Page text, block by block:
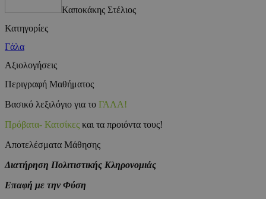
Καποκάκης Στέλιος
Κατηγορίες
Γάλα
Αξιολογήσεις
Περιγραφή Μαθήματος
Βασικό λεξιλόγιο για το ΓΑΛΑ!
Πρόβατα- Κατσίκες και τα προιόντα τους!
Αποτελέσματα Μάθησης
Διατήρηση Πολιτιστικής Κληρονομιάς
Επαφή με την Φύση